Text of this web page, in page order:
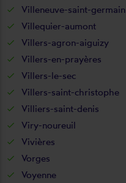
Villeneuve-saint-germain
Villequier-aumont
Villers-agron-aiguizy
Villers-en-prayères
Villers-le-sec
Villers-saint-christophe
Villiers-saint-denis
Viry-noureuil
Vivières
Vorges
Voyenne